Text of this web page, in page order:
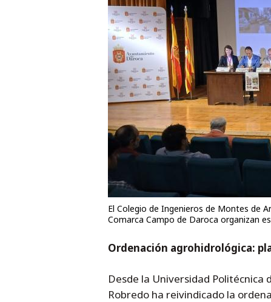
El Colegio de Ingenieros de Montes de
Comarca Campo de Daroca organizan
Ordenación agrohidrológica:
Desde la Universidad Politécnica
Robredo ha reivindicado la